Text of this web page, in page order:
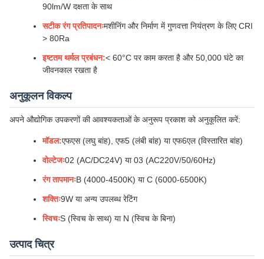
90lm/W दक्षता के साथ
सटीक रंग प्रतिपादनःमशीनिंग और निर्माण में गुणवत्ता नियंत्रण के लिए CRI
> 80Ra
इष्टतम थर्मल प्रबंधन:< 60°C पर काम करता है और 50,000 घंटे का
जीवनकाल रखता है
अनुकूलन विकल्प
अपने औद्योगिक उपकरणों की आवश्यकताओं के अनुरूप प्रकाश को अनुकूलित करें:
मॉडल:एफएस (लघु बांह), एफ5 (लंबी बांह) या एफ6एल (विस्तारित बांह)
वोल्टेजः02 (AC/DC24V) या 03 (AC220V/50/60Hz)
रंग तापमानःB (4000-4500K) या C (6000-6500K)
शक्तिः9W या अन्य उपलब्ध रेटिंग
स्विचःS (स्विच के साथ) या N (स्विच के बिना)
उत्पाद चित्र